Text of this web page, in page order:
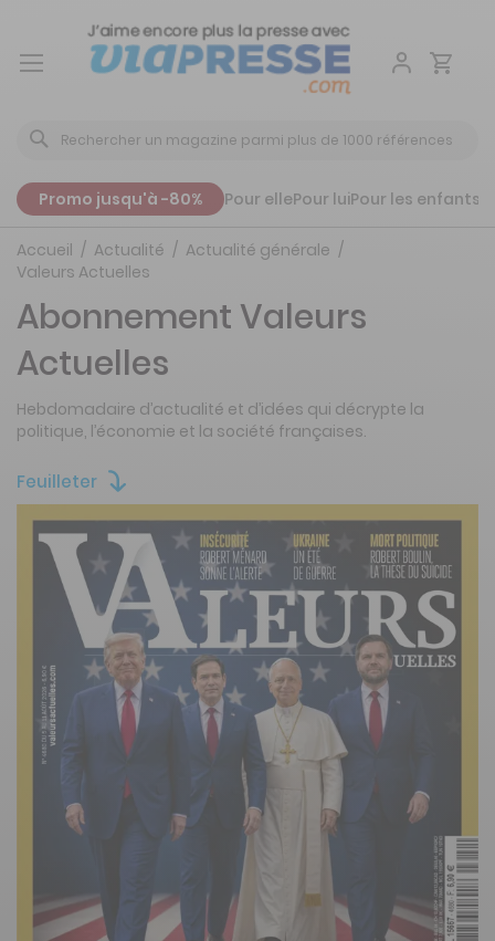
Aller
Promo jusqu'à -80% Pour ellePour luiPour les enfants
Accueil Actualité
Actualité générale
Valeurs Actuelles
Feuilleter
Abonnement Valeurs
Actuelles
Hebdomadaire d’actualité et d’idées qui décrypte la
politique, l’économie et la société françaises.